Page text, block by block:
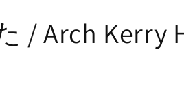
/ Arch Kerry